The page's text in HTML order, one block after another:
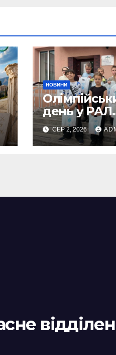
НОВИНИ
день у РАЛ
«Престиж»:
дружба та
незабутні
СЕР 2, 2026